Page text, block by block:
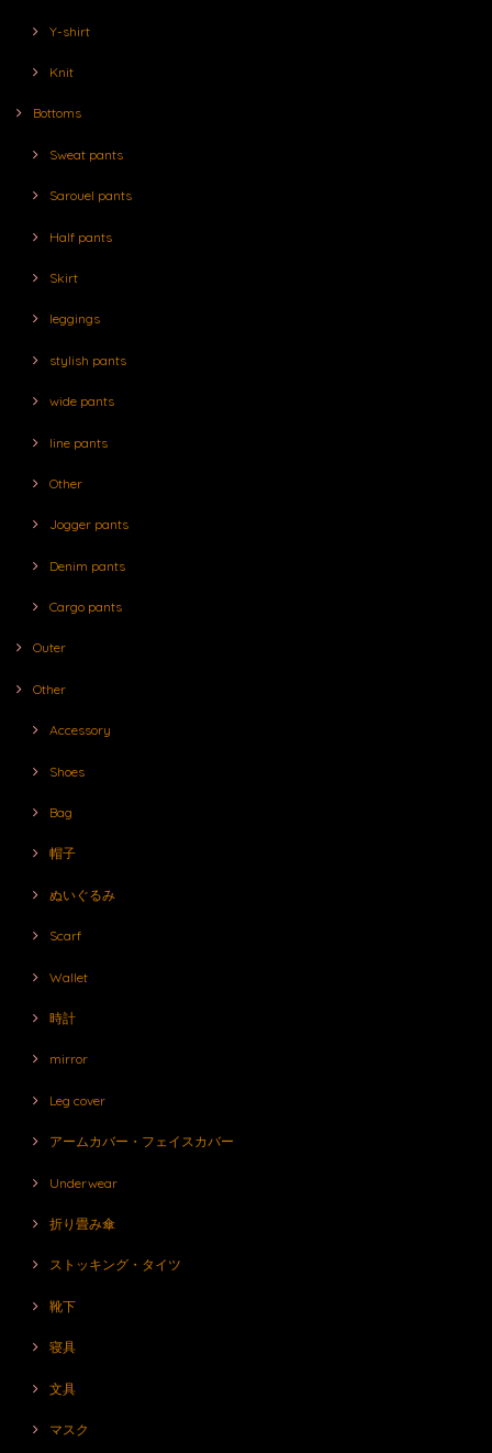
Y-shirt
Knit
Bottoms
Sweat pants
Sarouel pants
Half pants
Skirt
leggings
stylish pants
wide pants
line pants
Other
Jogger pants
Denim pants
Cargo pants
Outer
Other
Accessory
Shoes
Bag
帽子
ぬいぐるみ
Scarf
Wallet
時計
mirror
Leg cover
アームカバー・フェイスカバー
Underwear
折り畳み傘
ストッキング・タイツ
靴下
寝具
文具
マスク